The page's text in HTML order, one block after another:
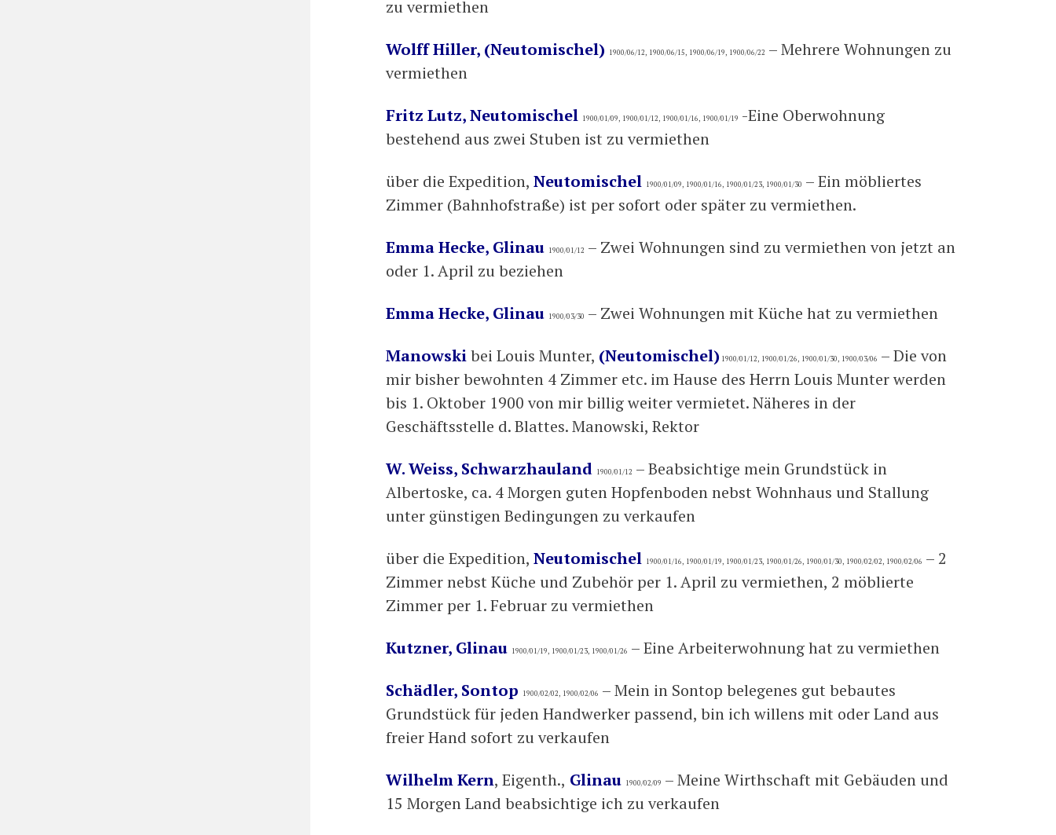
zu vermiethen
Wolff Hiller, (Neutomischel) 1900/06/12, 1900/06/15, 1900/06/19, 1900/06/22 – Mehrere Wohnungen zu
vermiethen
Fritz Lutz, Neutomischel 1900/01/09, 1900/01/12, 1900/01/16, 1900/01/19 -Eine Oberwohnung
bestehend aus zwei Stuben ist zu vermiethen
über die Expedition, Neutomischel 1900/01/09, 1900/01/16, 1900/01/23, 1900/01/30 – Ein möbliertes
Zimmer (Bahnhofstraße) ist per sofort oder später zu vermiethen.
Emma Hecke, Glinau 1900/01/12 – Zwei Wohnungen sind zu vermiethen von jetzt an
oder 1. April zu beziehen
Emma Hecke, Glinau 1900/03/30 – Zwei Wohnungen mit Küche hat zu vermiethen
Manowskibei Louis Munter, (Neutomischel) 1900/01/12, 1900/01/26, 1900/01/30, 1900/03/06 – Die von
mir bisher bewohnten 4 Zimmer etc. im Hause des Herrn Louis Munter werden
bis 1. Oktober 1900 von mir billig weiter vermietet. Näheres in der
Geschäftsstelle d. Blattes. Manowski, Rektor
W. Weiss, Schwarzhauland 1900/01/12 – Beabsichtige mein Grundstück in
Albertoske, ca. 4 Morgen guten Hopfenboden nebst Wohnhaus und Stallung
unter günstigen Bedingungen zu verkaufen
über die Expedition, Neutomischel 1900/01/16, 1900/01/19, 1900/01/23, 1900/01/26, 1900/01/30, 1900/02/02, 1900/02/06 – 2
Zimmer nebst Küche und Zubehör per 1. April zu vermiethen, 2 möblierte
Zimmer per 1. Februar zu vermiethen
Kutzner, Glinau 1900/01/19, 1900/01/23, 1900/01/26 – Eine Arbeiterwohnung hat zu vermiethen
Schädler, Sontop 1900/02/02, 1900/02/06 – Mein in Sontop belegenes gut bebautes
Grundstück für jeden Handwerker passend, bin ich willens mit oder Land aus
freier Hand sofort zu verkaufen
Wilhelm Kern, Eigenth., Glinau 1900/02/09 – Meine Wirthschaft mit Gebäuden und
15 Morgen Land beabsichtige ich zu verkaufen